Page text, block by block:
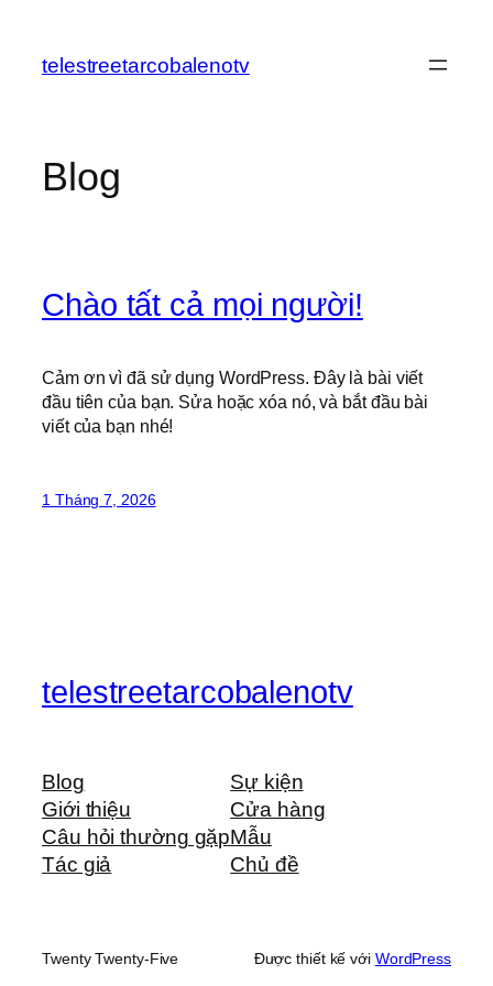
phầntelestreetarcobalenotv
Blog
Chào tất cả mọi người!
Cảm ơn vì đã sử dụng WordPress. Đây là bài viết
đầu tiên của bạn. Sửa hoặc xóa nó, và bắt đầu bài
viết của bạn nhé!
1 Tháng 7, 2026
telestreetarcobalenotv
Blog
Giới thiệu
Câu hỏi thường gặp
Tác giả
Sự kiện
Cửa hàng
Mẫu
Chủ đề
Twenty Twenty-Five Được thiết kế với WordPress